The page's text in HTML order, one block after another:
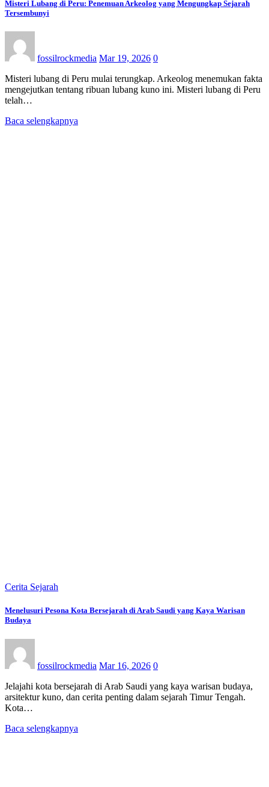
Misteri Lubang di Peru: Penemuan Arkeolog yang Mengungkap Sejarah
Tersembunyi
fossilrockmedia Mar 19, 2026 0
Misteri lubang di Peru mulai terungkap. Arkeolog menemukan fakta
mengejutkan tentang ribuan lubang kuno ini. Misteri lubang di Peru
telah…
Baca selengkapnya
Cerita Sejarah
Menelusuri Pesona Kota Bersejarah di Arab Saudi yang Kaya Warisan
Budaya
fossilrockmedia Mar 16, 2026 0
Jelajahi kota bersejarah di Arab Saudi yang kaya warisan budaya,
arsitektur kuno, dan cerita penting dalam sejarah Timur Tengah.
Kota…
Baca selengkapnya